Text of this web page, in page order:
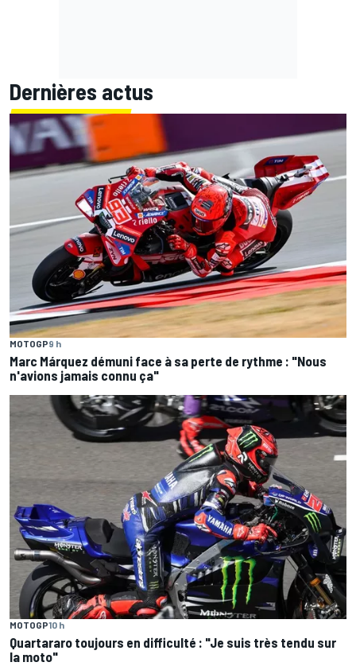
Dernières actus
MOTOGP9 h
Marc Márquez démuni face à sa perte de rythme : "Nous
n'avions jamais connu ça"
MOTOGP10 h
Quartararo toujours en difficulté : "Je suis très tendu sur
la moto"